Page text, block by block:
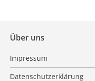
Über uns
Impressum
Datenschutzerklärung